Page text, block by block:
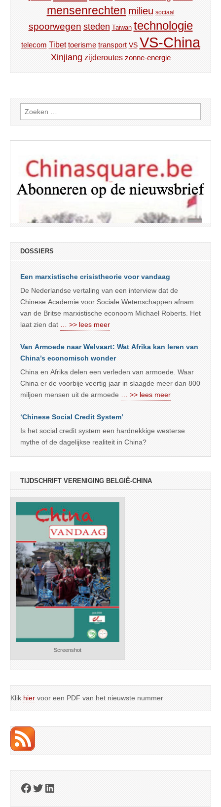
mensenrechten milieu sociaal
spoorwegen steden Taiwan technologie
telecom Tibet toerisme transport VS VS-China
Xinjiang zijderoutes zonne-energie
Zoeken
naar:
DOSSIERS
Een marxistische crisistheorie voor vandaag
De Nederlandse vertaling van een interview dat de
Chinese Academie voor Sociale Wetenschappen afnam
van de Britse marxistische econoom Michael Roberts. Het
laat zien dat … >> lees meer
Van Armoede naar Welvaart: Wat Afrika kan leren van
China’s economisch wonder
China en Afrika delen een verleden van armoede. Waar
China er de voorbije veertig jaar in slaagde meer dan 800
miljoen mensen uit de armoede … >> lees meer
‘Chinese Social Credit System’
Is het social credit system een hardnekkige westerse
mythe of de dagelijkse realiteit in China?
TIJDSCHRIFT VERENIGING BELGIË-CHINA
Screenshot
Klik hier voor een PDF van het nieuwste nummer
Facebook
Twitter
LinkedIn